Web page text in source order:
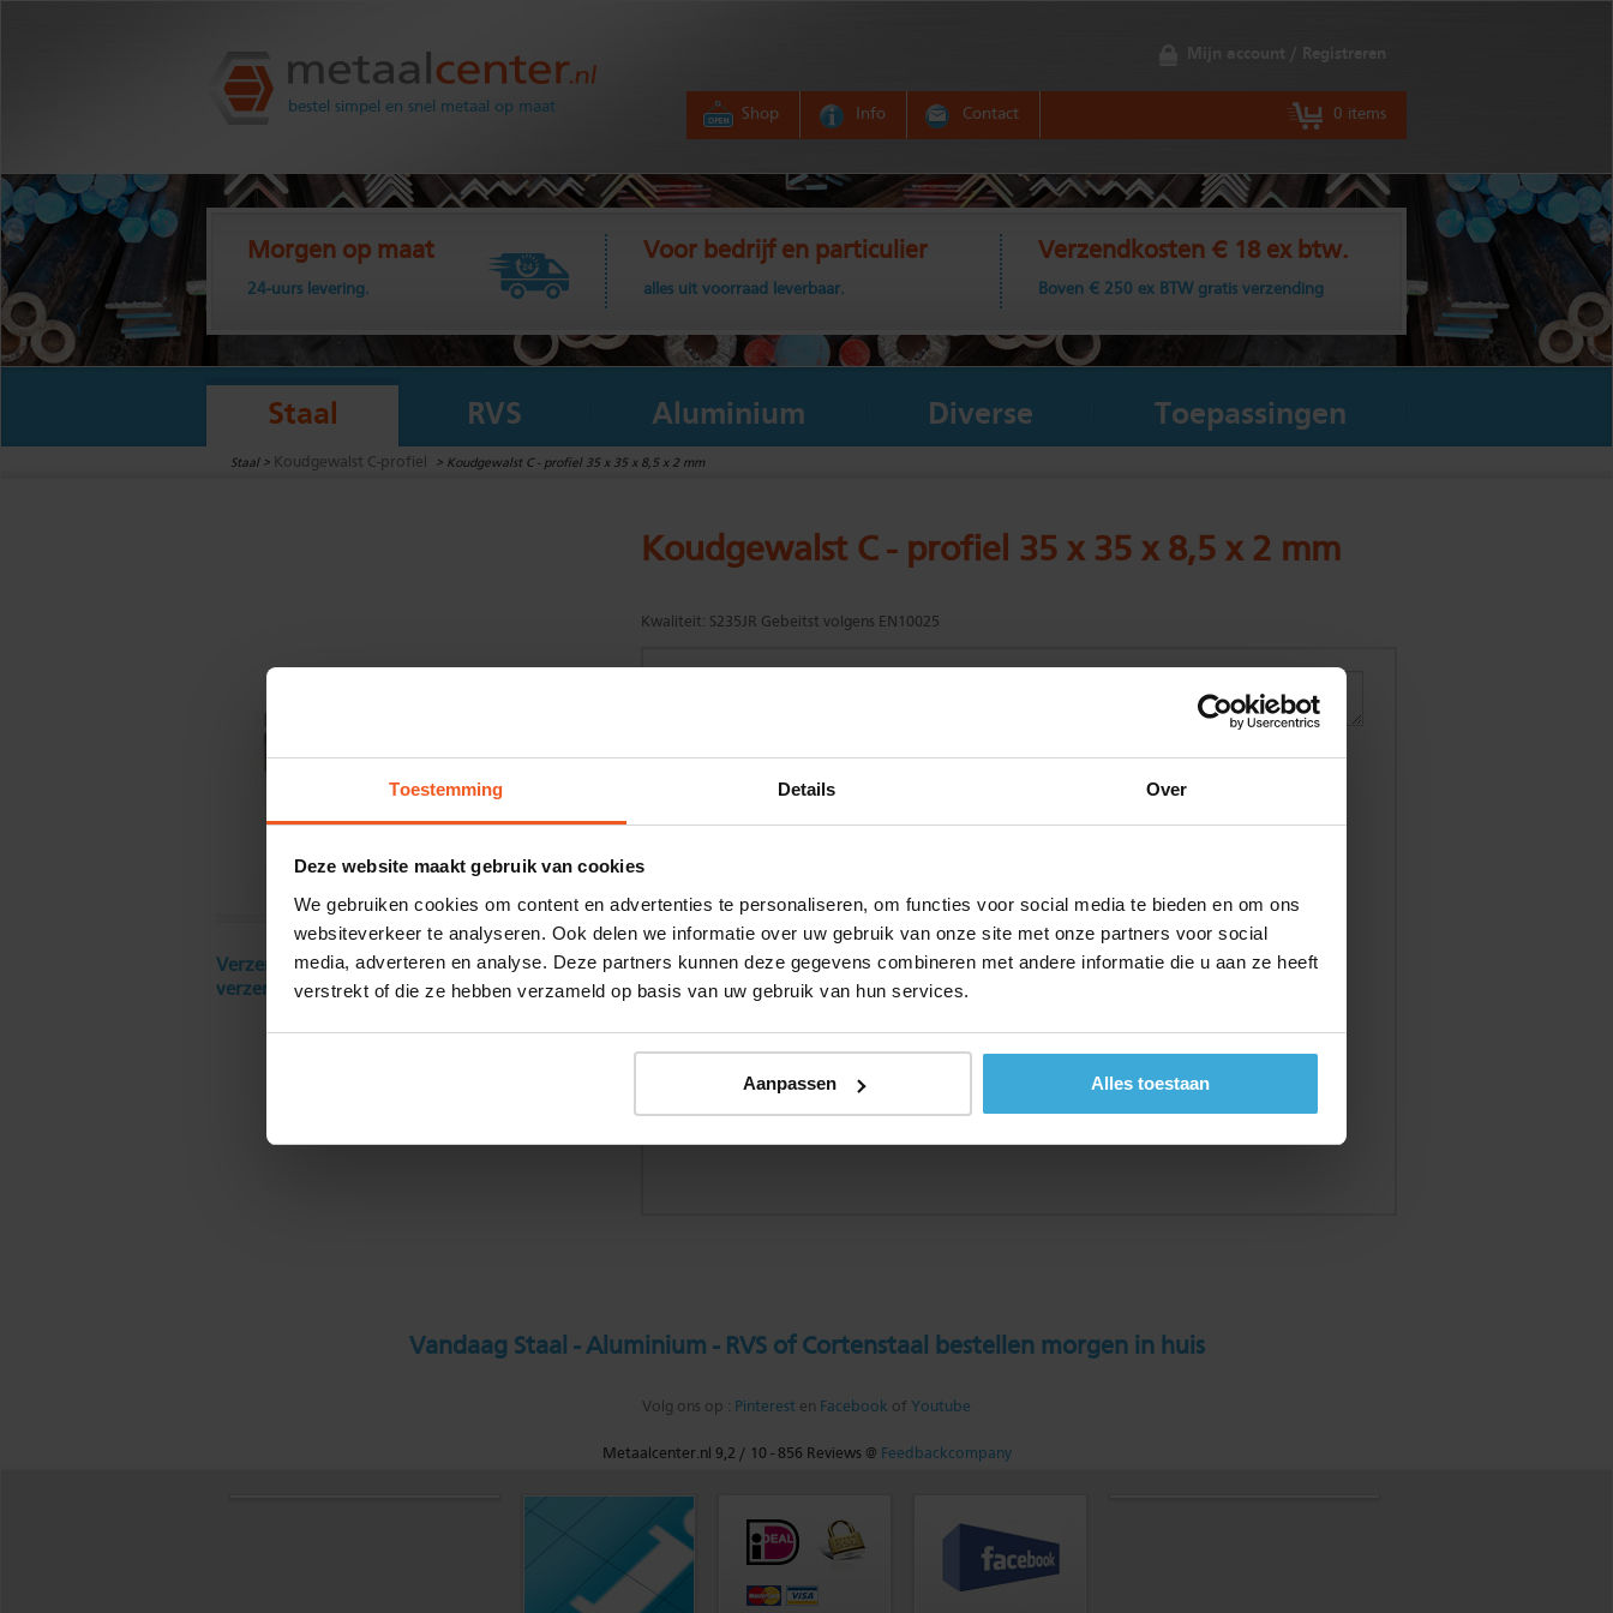
Toestemming Details Over
Deze website maakt gebruik van cookies
We gebruiken cookies om content en advertenties te personaliseren, om functies voor social media te bieden en om ons
websiteverkeer te analyseren. Ook delen we informatie over uw gebruik van onze site met onze partners voor social
media, adverteren en analyse. Deze partners kunnen deze gegevens combineren met andere informatie die u aan ze heeft
verstrekt of die ze hebben verzameld op basis van uw gebruik van hun services.
Aanpassen Alles toestaan
Metaalcenter.nl
bestel simpel en snel metaal op maat
Mijn account / Registreren
Shop Info Contact 0 items
Morgen op maat
24-uurs levering.
Voor bedrijf en particulier
alles uit voorraad leverbaar.
Verzendkosten € 18 ex btw.
Boven € 250 ex BTW gratis verzending
Staal RVS Aluminium Diverse Toepassingen
Staal > Koudgewalst C-profiel > Koudgewalst C - profiel 35 x 35 x 8,5 x 2 mm
Verzendkosten € 18 excl. BTW, gratis
verzending vanaf € 250 excl. BTW
Koudgewalst C - profiel 35 x 35 x 8,5 x 2 mm
Kwaliteit: S235JR Gebeitst volgens EN10025
Gewenste
mm
Materiaalkosten
0,00
Alle bedragen zijn excl. 21% BTW
Vandaag Staal - Aluminium - RVS of Cortenstaal bestellen morgen in huis
Volg ons op : Pinterest en Facebook of Youtube
Metaalcenter.nl 9,2 / 10 -856 Reviews @ Feedbackcompany